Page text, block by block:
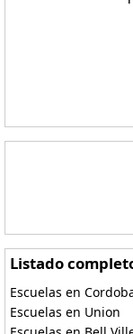
Listado
Escuelas en
Escuelas en Union